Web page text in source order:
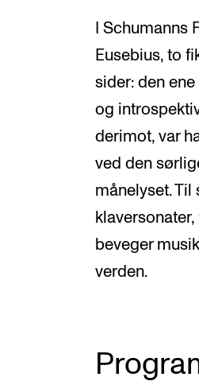
I
Eusebius, to
sider: den
og
derimot, var
ved den
månelyset.
beveger
verden.